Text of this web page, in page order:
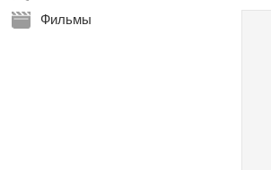
Фильмы